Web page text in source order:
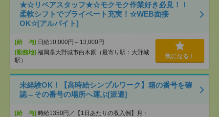
★☆リペアスタッフ★☆モクモク作業好き必見！！
柔軟シフトでプライベート充実！☆WEB面接
OK☆[アルバイト]
[給 与] 日給10,000円～13,000円
[勤務地] 福岡県大野城市白木原（最寄り駅：大野城
駅）
気になる！
未経験OK！【高時給シンプルワーク】箱の番号を確
認→その番号の場所へ運ぶ[派遣]
[給 与] 時給1350円／【1日あたりの収入例】月・